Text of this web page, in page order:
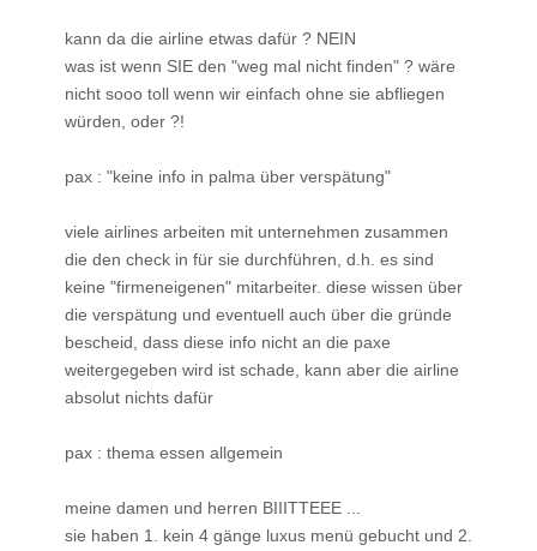
kann da die airline etwas dafür ? NEIN
was ist wenn SIE den "weg mal nicht finden" ? wäre
nicht sooo toll wenn wir einfach ohne sie abfliegen
würden, oder ?!
pax : "keine info in palma über verspätung"
viele airlines arbeiten mit unternehmen zusammen
die den check in für sie durchführen, d.h. es sind
keine "firmeneigenen" mitarbeiter. diese wissen über
die verspätung und eventuell auch über die gründe
bescheid, dass diese info nicht an die paxe
weitergegeben wird ist schade, kann aber die airline
absolut nichts dafür
pax : thema essen allgemein
meine damen und herren BIIITTEEE ...
sie haben 1. kein 4 gänge luxus menü gebucht und 2.